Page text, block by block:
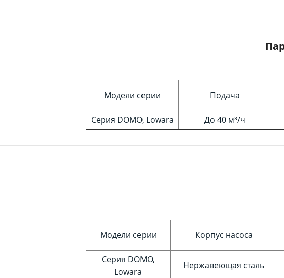
Модели серии Подача
Серия DOMO, Lowara До 40 м³/ч
Модели серии Корпус насоса
Серия DOMO,
Lowara
Нержавеющая сталь